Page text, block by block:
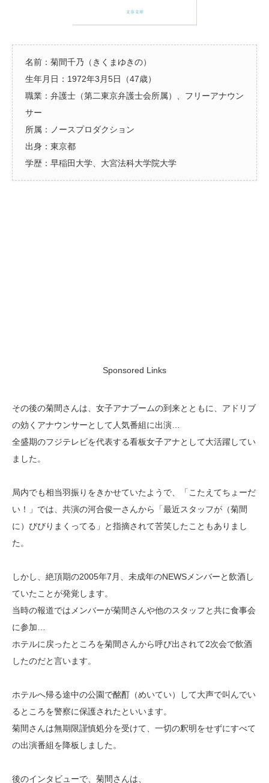
名前：菊間千乃（きくまゆきの）
生年月日：1972年3月5日（47歳）
職業：弁護士（第二東京弁護士会所属）、フリーアナウン
サー
所属：ノースプロダクション
出身：東京都
学歴：早稲田大学、大宮法科大学院大学
Sponsored Links
その後の菊間さんは、女子アナブームの到来とともに、アドリブ
の効くアナウンサーとして人気番組に出演…
全盛期のフジテレビを代表する看板女子アナとして大活躍してい
ました。
局内でも相当羽振りをきかせていたようで、「こたえてちょーだ
い！」では、共演の河合俊一さんから「最近スタッフが（菊間
に）びびりまくってる」と指摘されて苦笑したこともありまし
た。
しかし、絶頂期の2005年7月、未成年のNEWSメンバーと飲酒し
ていたことが発覚します。
当時の報道ではメンバーが菊間さんや他のスタッフと共に食事会
に参加…
ホテルに戻ったところを菊間さんから呼び出されて2次会で飲酒
したのだと言います。
ホテルへ帰る途中の公園で酩酊（めいてい）して大声で叫んでい
るところを警察に保護されたといいます。
菊間さんは無期限謹慎処分を受けて、一切の釈明をせずにすべて
の出演番組を降板しました。
後のインタビューで、菊間さんは、